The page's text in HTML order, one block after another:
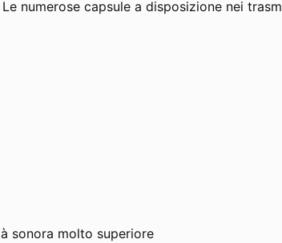
numerose capsule a disposizione nei
sonora molto superiore